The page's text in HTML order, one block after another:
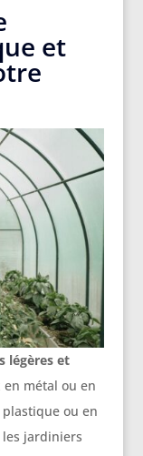
et
légères et
en métal ou en
ou en
jardiniers